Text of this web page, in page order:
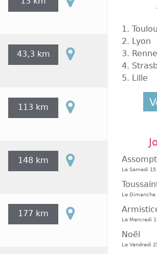
Leclerc77190 Dammarie Les Lys
43,3 km
113 km
Champagne
148 km
177 km
1.
2. Lyon
3.
4.
5. Lille
Le Samedi
Le Dimanche
Le Mercredi
Noël
Le Vendredi